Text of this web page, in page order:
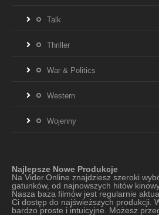
Talk
Thriller
War & Politics
Western
Wojenny
Najlepsze Nowe Produkcje
Na Vider.Online znajdziesz szeroki
gatunków, od najnowszych hitów
Nasza baza filmów jest regularnie
Ci dostęp do najświeższych produkcji.
bardzo proste i intuicyjne. Możesz